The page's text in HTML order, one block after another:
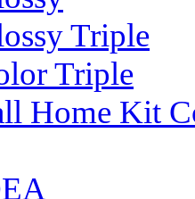
Triple
Triple
Home Kit